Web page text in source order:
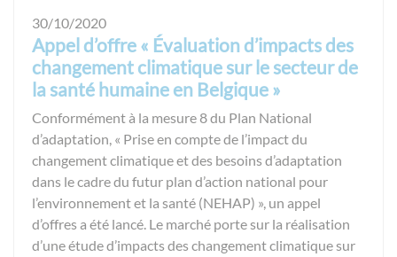
30/10/2020
Appel d’offre « Évaluation d’impacts des
changement climatique sur le secteur de
la santé humaine en Belgique »
Conformément à la mesure 8 du Plan National
d’adaptation, « Prise en compte de l’impact du
changement climatique et des besoins d’adaptation
dans le cadre du futur plan d’action national pour
l’environnement et la santé (NEHAP) », un appel
d’offres a été lancé. Le marché porte sur la réalisation
d’une étude d’impacts des changement climatique sur